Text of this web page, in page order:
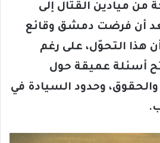
من ميادين القتال إلى
أن فرضت دمشق وقائع
هذا التحوّل، على رغم
أسئلة عميقة حول
وحدود السيادة في
.